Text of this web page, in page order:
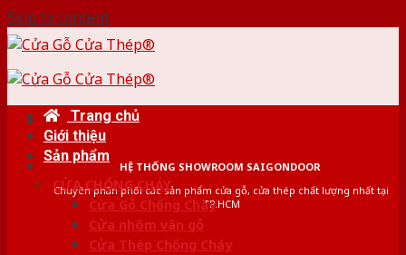
Skip to content
HỆ THỐNG SHOWROOM SAIGONDOOR
Chuyên phân phối các sản phẩm cửa gỗ, cửa thép chất lượng nhất tại
TP.HCM
Trang chủ
Giới thiệu
Sản phẩm
CỬA CHỐNG CHÁY
Cửa Gỗ Chống Cháy
Cửa nhôm vân gỗ
Cửa Thép Chống Cháy